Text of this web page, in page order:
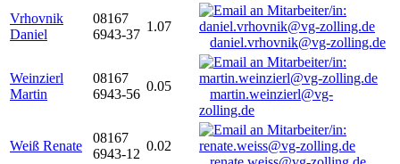
Vrhovnik
Daniel
08167
6943-37
1.07
daniel.vrhovnik@vg-zolling.de
Weinzierl
Martin
08167
6943-56
0.05
martin.weinzierl@vg-
zolling.de
Weiß Renate
08167
6943-12
0.02